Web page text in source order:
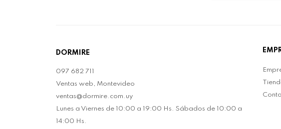
DORMIRE
097 682 711
Ventas web, Montevideo
ventas@dormire.com.uy
Lunes a Viernes de 10:00 a 19:00 Hs. Sábados de 10:00 a
14:00 Hs.